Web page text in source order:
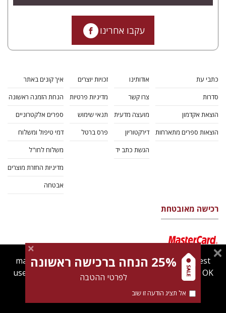
עקבו אחרינו
כתבי עת
סדרות
הוצאת אקדמון
הוצאות ספרים מתארחות
אודותינו
צרו קשר
מועצה מדעית
דירקטוריון
הגשת כתב יד
זכויות יוצרים
מדיניות פרטיות
תנאי שימוש
פרס ברטל
איך קונים באתר
הנחת הזמנה ראשונה
ספרים אלקטרוניים
דמי טיפול ומשלוח
משלוח לחו"ל
מדיניות החזרת מוצרים
אבטחה
רכישה מאובטחת
magnespress.co.il uses cookies to give you the best
user experience. Using this website means you're OK
Find out more about ourcookies policy
25% הנחה ברכישה ראשונה
לפרטי ההטבה
אל תציג הודעה זו שוב